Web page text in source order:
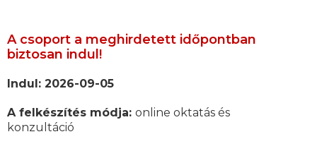
A csoport a meghirdetett időpontban
biztosan indul!
Indul: 2026-09-05
A felkészítés módja: online oktatás és
konzultáció